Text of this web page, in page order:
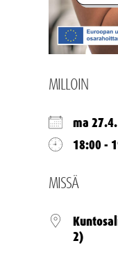
MILLOIN
ma
18:00 -
MISSÄ
2)